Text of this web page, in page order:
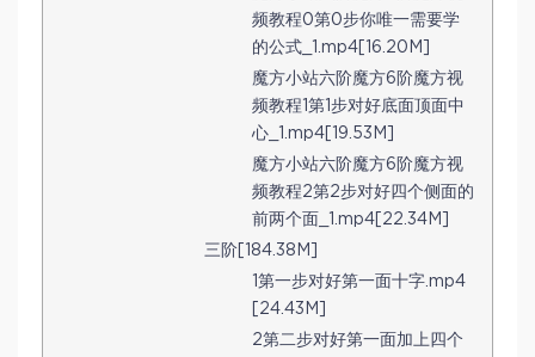
频教程0第0步你唯一需要学
的公式_1.mp4[16.20M]
魔方小站六阶魔方6阶魔方视
频教程1第1步对好底面顶面中
心_1.mp4[19.53M]
魔方小站六阶魔方6阶魔方视
频教程2第2步对好四个侧面的
前两个面_1.mp4[22.34M]
三阶[184.38M]
1第一步对好第一面十字.mp4
[24.43M]
2第二步对好第一面加上四个